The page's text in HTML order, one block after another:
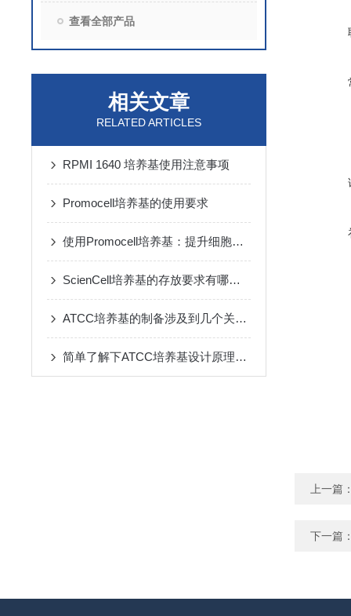
查看全部产品
相关文章
RELATED ARTICLES
RPMI 1640 培养基使用注意事项
Promocell培养基的使用要求
使用Promocell培养基：提升细胞活力的秘诀
ScienCell培养基的存放要求有哪些？
ATCC培养基的制备涉及到几个关键的步骤
简单了解下ATCC培养基设计原理与要求
上一篇
下一篇